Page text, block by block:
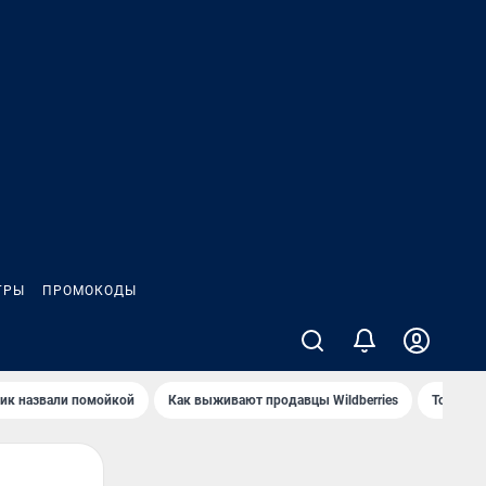
ПРОМОКОДЫ
назвали помойкой Как выживают продавцы Wildberries Топ